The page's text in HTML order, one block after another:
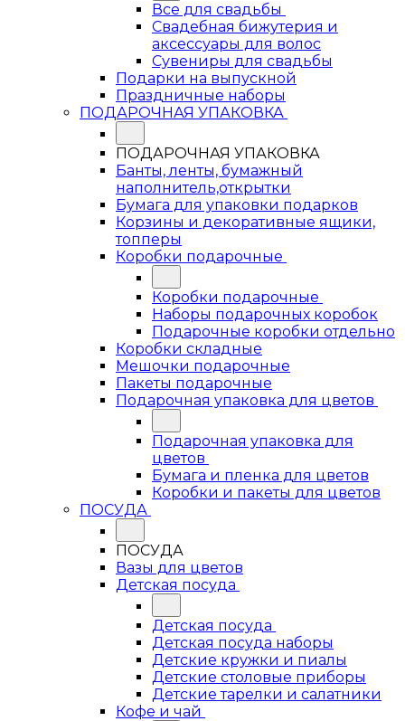
Все для свадьбы
Свадебная бижутерия и
аксессуары для волос
Сувениры для свадьбы
Подарки на выпускной
Праздничные наборы
ПОДАРОЧНАЯ УПАКОВКА
ПОДАРОЧНАЯ УПАКОВКА
Банты, ленты, бумажный
наполнитель,открытки
Бумага для упаковки подарков
Корзины и декоративные ящики,
топперы
Коробки подарочные
Коробки подарочные
Наборы подарочных коробок
Подарочные коробки отдельно
Коробки складные
Мешочки подарочные
Пакеты подарочные
Подарочная упаковка для цветов
Подарочная упаковка для
цветов
Бумага и пленка для цветов
Коробки и пакеты для цветов
ПОСУДА
ПОСУДА
Вазы для цветов
Детская посуда
Детская посуда
Детская посуда наборы
Детские кружки и пиалы
Детские столовые приборы
Детские тарелки и салатники
Кофе и чай